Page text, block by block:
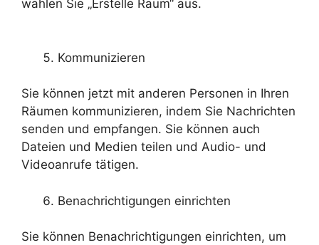
wählen Sie „Erstelle Raum“ aus.
Kommunizieren
Sie können jetzt mit anderen Personen in Ihren
Räumen kommunizieren, indem Sie Nachrichten
senden und empfangen. Sie können auch
Dateien und Medien teilen und Audio- und
Videoanrufe tätigen.
Benachrichtigungen einrichten
Sie können Benachrichtigungen einrichten, um